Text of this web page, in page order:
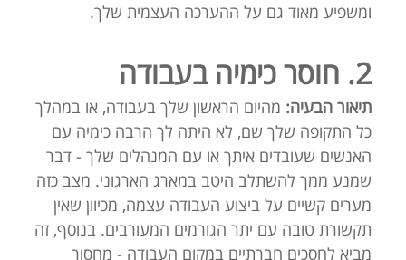
ומשפיע מאוד גם על ההערכה העצמית שלך.
2. חוסר כימיה בעבודה
תיאור הבעיה: מהיום הראשון שלך בעבודה, או במהלך
כל התקופה שלך שם, לא היתה לך הרבה כימיה עם
האנשים שעובדים איתך או עם המנהלים שלך - דבר
שמנע ממך להשתלב היטב במארג הארגוני. מצב כזה
מערים קשיים על ביצוע העבודה עצמה, מכיוון שאין
תקשורת טובה עם יתר הגורמים המעורבים. בנוסף, זה
מביא לחסכים חברתיים במקום העבודה - מחסור